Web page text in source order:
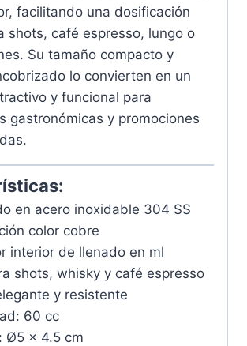
facilitando una dosificación
shots, café espresso, lungo o
Su tamaño compacto y
lo convierten en un
y funcional para
gastronómicas y promociones
en acero inoxidable 304 SS
color cobre
interior de llenado en ml
shots, whisky y café espresso
y resistente
60 cc
Ø5 x 4.5 cm